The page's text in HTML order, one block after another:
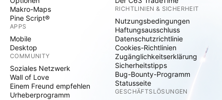
Makro-Maps
Pine Script®
APPS
Mobile
Desktop
COMMUNITY
Soziales Netzwerk
Wall of Love
Einem Freund empfehlen
Urheberprogramm
RICHTLINIEN & SICHERHEIT
Nutzungsbedingungen
Haftungsausschluss
Datenschutzrichtlinie
Cookies-Richtlinien
Zugänglichkeitserklärung
Sicherheitstipps
Bug-Bounty-Programm
Statusseite
GESCHÄFTSLÖSUNGEN